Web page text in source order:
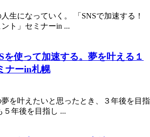
生になっていく。 「SNSで加速する！
ト」セミナーin ...
を使って加速する。夢を叶える１
ナーin札幌
を叶えたいと思ったとき、３年後を目指
５年後を目指し ...